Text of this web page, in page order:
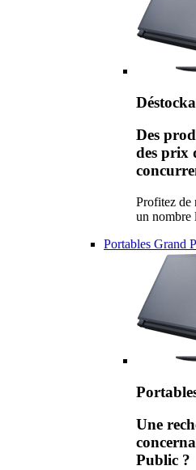
Des
des prix
Profitez de
un nombre
Portables Grand
Une
Public ?